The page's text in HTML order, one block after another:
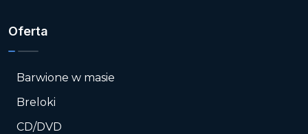
Oferta
Barwione w masie
Breloki
CD/DVD